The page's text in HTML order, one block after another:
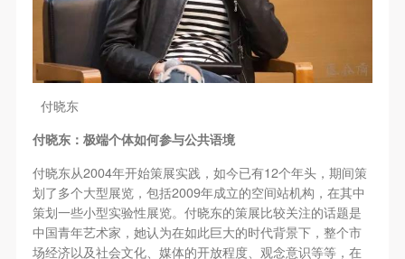
付晓东
付晓东：极端个体如何参与公共语境
付晓东从2004年开始策展实践，如今已有12个年头，期间策
划了多个大型展览，包括2009年成立的空间站机构，在其中
策划一些小型实验性展览。付晓东的策展比较关注的话题是
中国青年艺术家，她认为在如此巨大的时代背景下，整个市
场经济以及社会文化、媒体的开放程度、观念意识等等，在
术的空间氛围，竭诚与各单位、企业、机构、艺术家
和观众进行良好互动。以学院的学术研究为基础，积
极策划国际、国内多视角、多领域的展览、论坛及公
共教育活动，为美院师生、中外艺术家以及社会公众
提供一个交流、学习、展示的平台。作为一家公益性
单位，其开展的公共教育活动以学术性和公益性为
主。
（3）、乙方为甲方拍摄中央美术学院公共教育部所
有公教活动。
二、拍摄内容、使用形式、使用地域范围
术的空间氛围，竭诚与各单位、企业、机构、艺术家
和观众进行良好互动。以学院的学术研究为基础，积
极策划国际、国内多视角、多领域的展览、论坛及公
共教育活动，为美院师生、中外艺术家以及社会公众
提供一个交流、学习、展示的平台。作为一家公益性
单位，其开展的公共教育活动以学术性和公益性为
主。
（3）、乙方为甲方拍摄中央美术学院公共教育部所
有公教活动。
二、拍摄内容、使用形式、使用地域范围
术的空间氛围，竭诚与各单位、企业、机构、艺术家
和观众进行良好互动。以学院的学术研究为基础，积
极策划国际、国内多视角、多领域的展览、论坛及公
共教育活动，为美院师生、中外艺术家以及社会公众
提供一个交流、学习、展示的平台。作为一家公益性
单位，其开展的公共教育活动以学术性和公益性为
主。
（3）、乙方为甲方拍摄中央美术学院公共教育部所
有公教活动。
二、拍摄内容、使用形式、使用地域范围